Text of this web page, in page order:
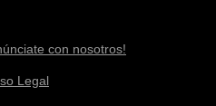
con nosotros!
Legal